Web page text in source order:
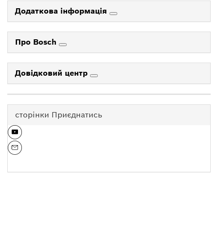
Додаткова інформація
Про Bosch
Довідковий центр
сторінки Приєднатись